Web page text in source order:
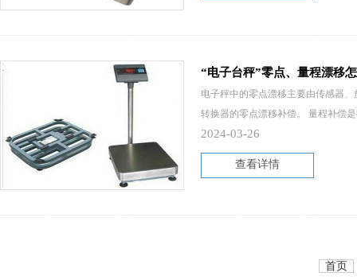
“电子台秤”零点、量程漂移
电子秤中的零点漂移主要由传感器
转换器的零点漂移补偿。 量程补偿
2024-03-26
查看详情
首页